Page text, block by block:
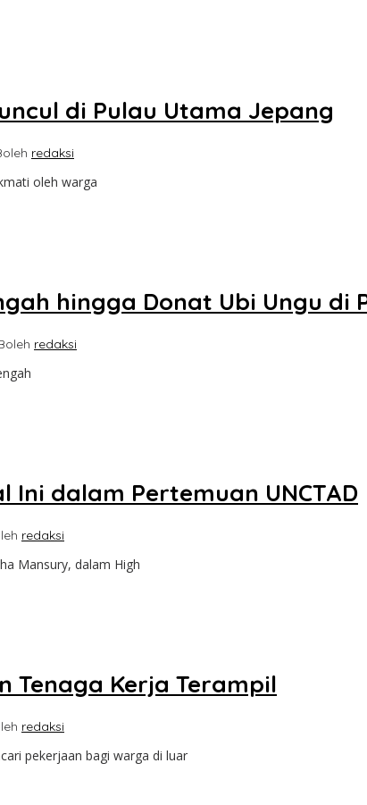
di Pulau Utama Jepang
oleh redaksi
oleh warga
hingga Donat Ubi Ungu di
oleh redaksi
dalam Pertemuan UNCTAD
redaksi
Mansury, dalam High
Tenaga Kerja Terampil
redaksi
pekerjaan bagi warga di luar